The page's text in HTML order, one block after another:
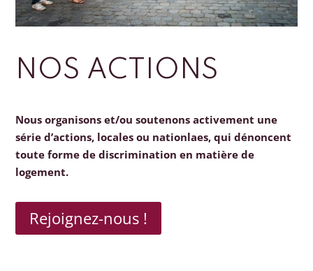
NOS ACTIONS
Nous organisons et/ou soutenons activement une
série d’actions, locales ou nationlaes, qui dénoncent
toute forme de discrimination en matière de
logement.
Rejoignez-nous !